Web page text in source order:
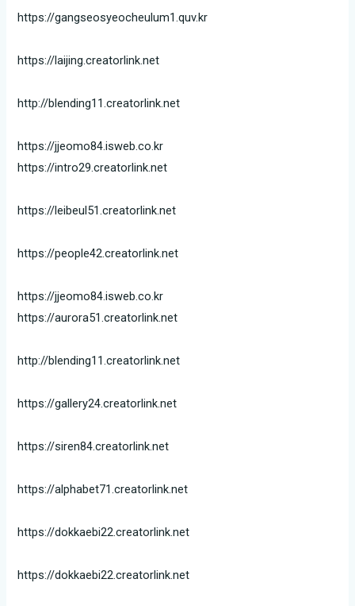
https://gangseosyeocheulum1.quv.kr
https://laijing.creatorlink.net
http://blending11.creatorlink.net
https://jjeomo84.isweb.co.kr
https://intro29.creatorlink.net
https://leibeul51.creatorlink.net
https://people42.creatorlink.net
https://jjeomo84.isweb.co.kr
https://aurora51.creatorlink.net
http://blending11.creatorlink.net
https://gallery24.creatorlink.net
https://siren84.creatorlink.net
https://alphabet71.creatorlink.net
https://dokkaebi22.creatorlink.net
https://dokkaebi22.creatorlink.net